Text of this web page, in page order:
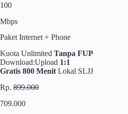
100
Mbps
Paket Internet + Phone
Kuota Unlimited Tanpa FUP
Download:Upload 1:1
Gratis 800 Menit Lokal SLJJ
Rp. 899.000
709.000